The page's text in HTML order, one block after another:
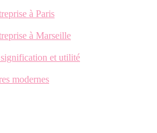
à Paris
à Marseille
et utilité
modernes